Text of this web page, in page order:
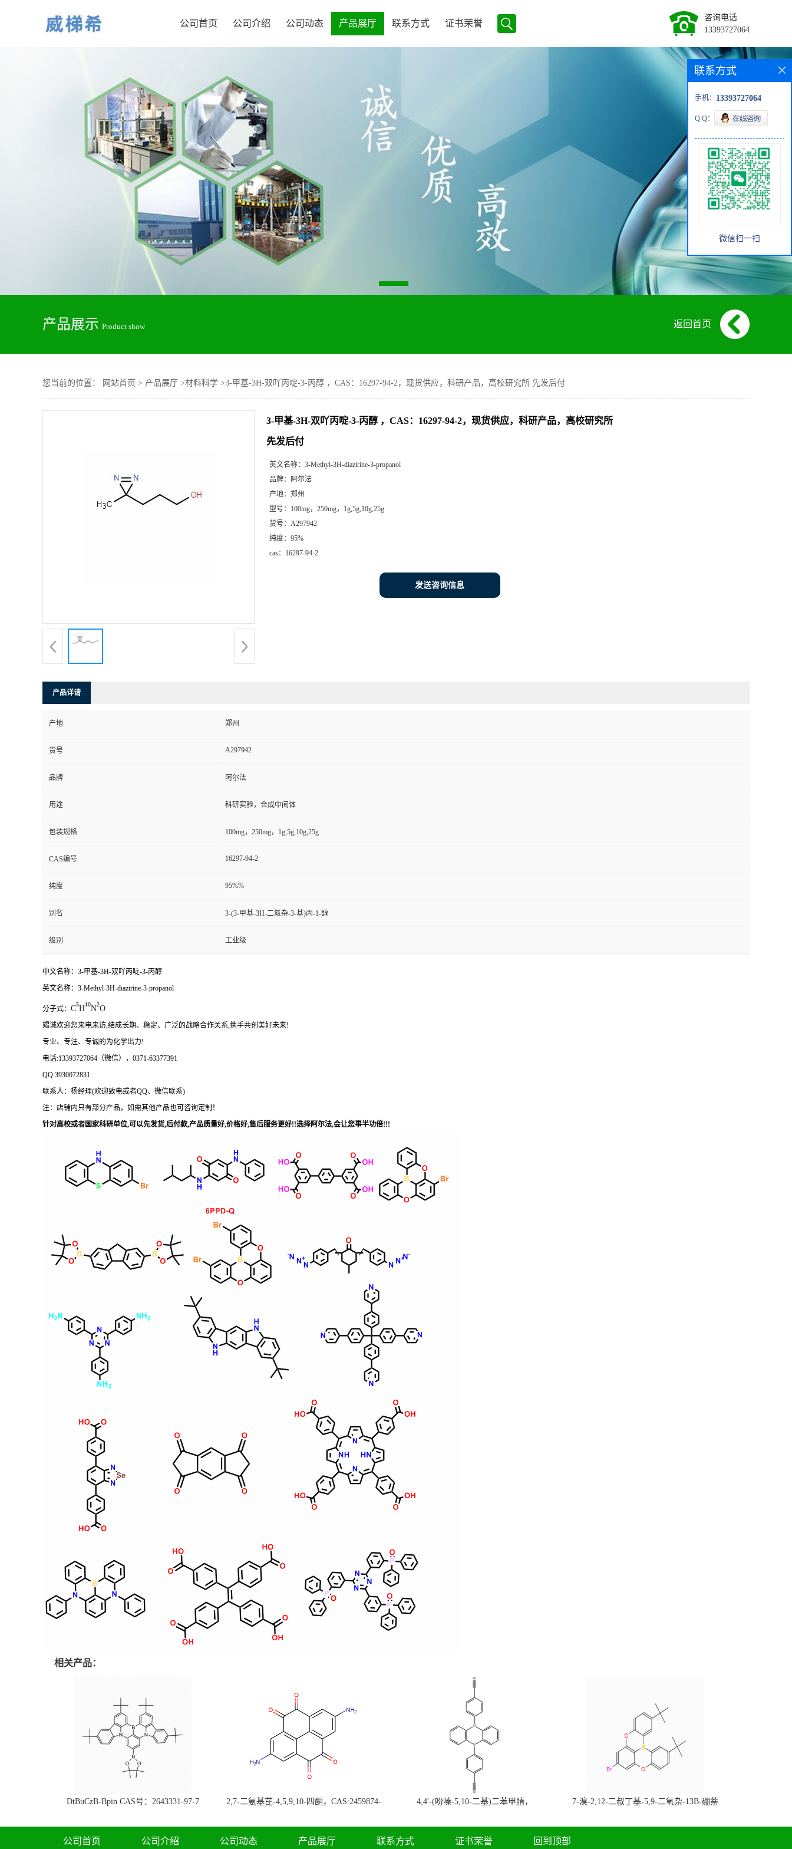
公司首页 公司介绍 公司动态 产品展厅 联系方式 证书荣誉
咨询电话
13393727064
产品展示 Product show 返回首页
您当前的位置： 网站首页 > 产品展厅 >材料科学 >3-甲基-3H-双吖丙啶-3-丙醇 ，CAS：16297-94-2，现货供应，科研产品，高校研究所 先发后付
3-甲基-3H-双吖丙啶-3-丙醇 ，CAS：16297-94-2，现货供应，科研产品，高校研究所
先发后付
英文名称： 3-Methyl-3H-diazirine-3-propanol
品牌：
阿尔法
产地： 郑州
型号： 100mg，250mg，1g,5g,10g,25g
货号： A297942
纯度： 95%
cas： 16297-94-2
发送咨询信息
产品详请
产地 郑州
货号 A297942
品牌 阿尔法
用途 科研实验，合成中间体
包装规格 100mg，250mg，1g,5g,10g,25g
CAS编号 16297-94-2
纯度 95%%
别名 3-(3-甲基-3H-二氮杂-3-基)丙-1-醇
级别 工业级
中文名称： 3-甲基-3H-双吖丙啶-3-丙醇
英文名称：3-Methyl-3H-diazirine-3-propanol
分子式： C5H10N2O
竭诚欢迎您来电来访,结成长期、稳定、广泛的战略合作关系,携手共创美好未来!
专业、专注、专诚的为化学出力!
电话:13393727064（微信），0371-63377391
QQ:3930072831
联系人：杨经理(欢迎致电或者QQ、微信联系)
注：店铺内只有部分产品，如需其他产品也可咨询定制！
针对高校或者国家科研单位,可以先发货,后付款,产品质量好,价格好,售后服务更好!!选择阿尔法,会让您事半功倍!!!
相关产品：
DtBuCzB-Bpin CAS号：2643331-97-7
2,7-二氨基芘-4,5,9,10-四酮，CAS:2459874-
4,4'-(吩嗪-5,10-二基)二苯甲腈，
7-溴-2,12-二叔丁基-5,9-二氧杂-13B-硼萘
联系方式
手机： 13393727064
Q Q：
微信扫一扫
公司首页 公司介绍 公司动态 产品展厅 联系方式 证书荣誉 回到顶部